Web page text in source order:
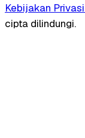
Kebijakan Privasi
cipta dilindungi.